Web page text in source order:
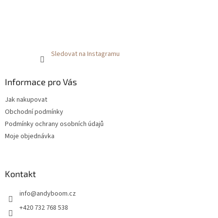
Sledovat na Instagramu
Informace pro Vás
Jak nakupovat
Obchodní podmínky
Podmínky ochrany osobních údajů
Moje objednávka
Kontakt
info@andyboom.cz
+420 732 768 538